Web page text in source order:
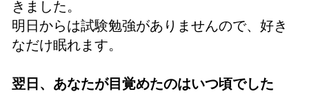
きました。
明日からは試験勉強がありませんので、好き
なだけ眠れます。
翌日、あなたが目覚めたのはいつ頃でした